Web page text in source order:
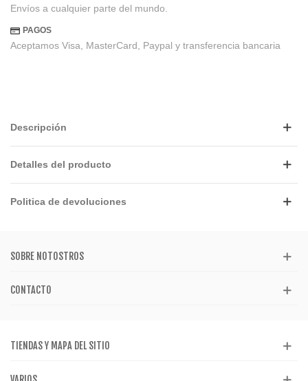
Envíos a cualquier parte del mundo.
PAGOS
Aceptamos Visa, MasterCard, Paypal y transferencia bancaria
Descripción
Detalles del producto
Politica de devoluciones
SOBRE NOTOSTROS
CONTACTO
TIENDAS Y MAPA DEL SITIO